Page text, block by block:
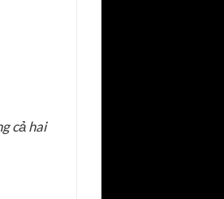
cả hai